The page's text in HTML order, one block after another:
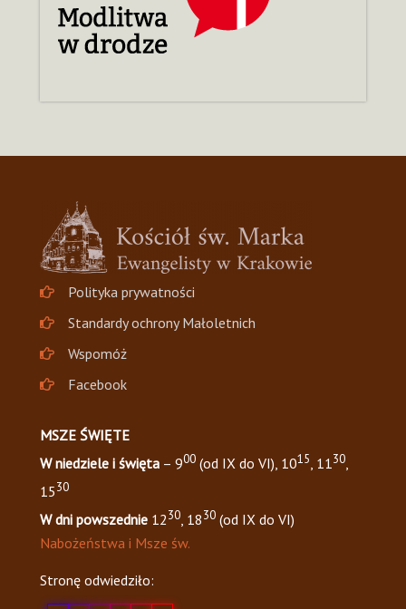
Polityka prywatności
Standardy ochrony Małoletnich
Wspomóż
Facebook
MSZE ŚWIĘTE
W niedziele i święta – 900 (od IX do VI), 1015 , 1130
1530
W dni powszednie 1230, 1830 (od IX do VI)
Nabożeństwa i Msze św.
Stronę odwiedziło: